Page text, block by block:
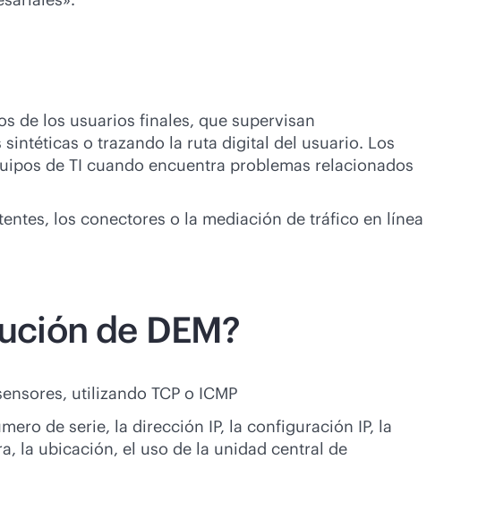
de los usuarios finales, que supervisan
o trazando la ruta digital del usuario. Los
de TI cuando encuentra problemas relacionados
los conectores o la mediación de tráfico en línea
de DEM?
utilizando TCP o ICMP
de serie, la dirección IP, la configuración IP, la
la ubicación, el uso de la unidad central de